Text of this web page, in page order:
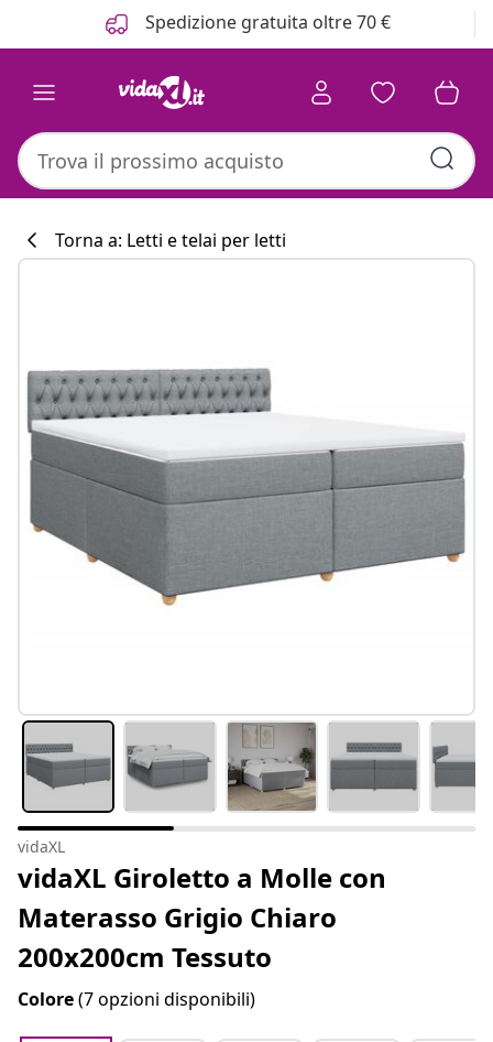
Spedizione gratuita oltre 70 €
Torna a: Letti e telai per letti
vidaXL
vidaXL Giroletto a Molle con
Materasso Grigio Chiaro
200x200cm Tessuto
Colore(7 opzioni disponibili)